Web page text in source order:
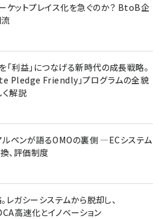
ケットプレイス化を急ぐのか？ BtoB企
利益」につなげる新時代の成長戦略。
Pledge Friendly」プログラムの全貌
く解説
ペンが語るOMOの裏側 ―ECシステム
、評価制度
レガシーシステムから脱却し、
高速化とイノベーション